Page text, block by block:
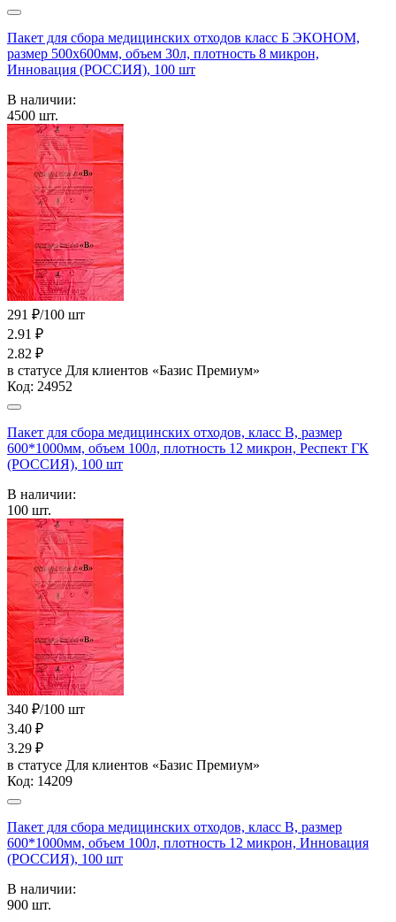
Пакет для сбора медицинских отходов класс Б ЭКОНОМ,
размер 500х600мм, объем 30л, плотность 8 микрон,
Инновация (РОССИЯ), 100 шт
В наличии:
4500 шт.
291 ₽/100 шт
2.91 ₽
2.82 ₽
в статусе Для клиентов «Базис Премиум»
Код: 24952
Пакет для сбора медицинских отходов, класс В, размер
600*1000мм, объем 100л, плотность 12 микрон, Респект ГК
(РОССИЯ), 100 шт
В наличии:
100 шт.
340 ₽/100 шт
3.40 ₽
3.29 ₽
в статусе Для клиентов «Базис Премиум»
Код: 14209
Пакет для сбора медицинских отходов, класс В, размер
600*1000мм, объем 100л, плотность 12 микрон, Инновация
(РОССИЯ), 100 шт
В наличии:
900 шт.